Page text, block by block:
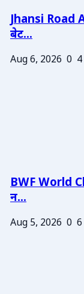
Jhansi Road
बेट...
Aug 6, 2026 0 4
BWF World
न...
Aug 5, 2026 0 6